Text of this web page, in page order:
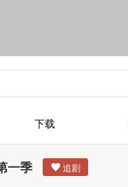
下载
一季